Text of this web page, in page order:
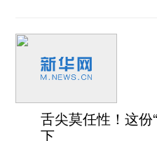
舌尖莫任性！这份
下